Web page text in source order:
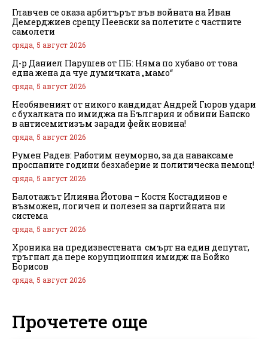
Главчев се оказа арбитърът във войната на Иван
Демерджиев срещу Пеевски за полетите с частните
самолети
сряда, 5 август 2026
Д-р Даниел Парушев от ПБ: Няма по хубаво от това
една жена да чуе думичката „мамо“
сряда, 5 август 2026
Необявеният от никого кандидат Андрей Гюров удари
с бухалката по имиджа на България и обвини Банско
в антисемитизъм заради фейк новина!
сряда, 5 август 2026
Румен Радев: Работим неуморно, за да наваксаме
проспаните години безхаберие и политическа немощ!
сряда, 5 август 2026
Балотажът Илияна Йотова – Костя Костадинов е
възможен, логичен и полезен за партийната ни
система
сряда, 5 август 2026
Хроника на предизвестената смърт на един депутат,
тръгнал да пере корупционния имидж на Бойко
Борисов
сряда, 5 август 2026
Прочетете още